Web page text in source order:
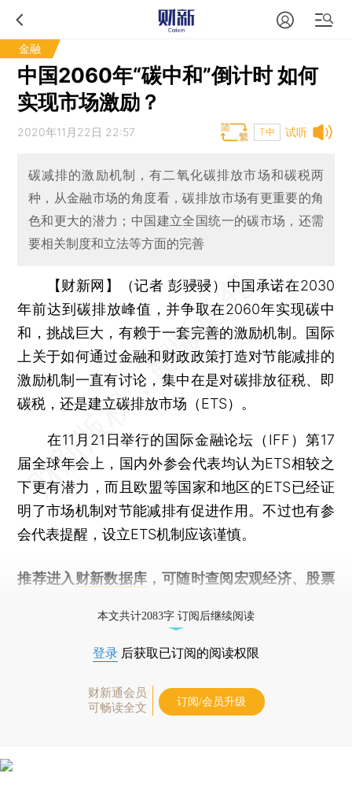
金融
中国2060年“碳中和”倒计时 如何
实现市场激励？
试听
2020年11月22日 22:57 T中
碳减排的激励机制，有二氧化碳排放市场和碳税两
种，从金融市场的角度看，碳排放市场有更重要的角
色和更大的潜力；中国建立全国统一的碳市场，还需
要相关制度和立法等方面的完善
【财新网】（记者 彭骎骎） 中国承诺在2030
年前达到碳排放峰值，并争取在2060年实现碳中
和，挑战巨大，有赖于一套完善的激励机制。国际
上关于如何通过金融和财政政策打造对节能减排的
激励机制一直有讨论，集中在是对碳排放征税、即
碳税，还是建立碳排放市场（ETS）。
在11月21日举行的国际金融论坛（IFF）第17
届全球年会上，国内外参会代表均认为ETS相较之
下更有潜力，而且欧盟等国家和地区的ETS已经证
明了市场机制对节能减排有促进作用。不过也有参
会代表提醒，设立ETS机制应该谨慎。
推荐进入 财新数据库 ，可随时查阅宏观经济、股票
本文共计2083字 订阅后继续阅读
登录 后获取已订阅的阅读权限
财新通会员
可畅读全文
订阅/会员升级